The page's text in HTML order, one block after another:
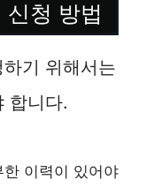
청 방법
기 위해서는
합니다.
이력이 있어야